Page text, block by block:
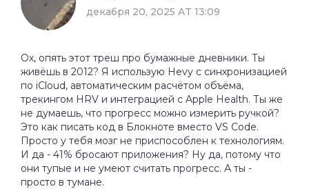
декабря 20, 2025 AT 13:09
Ох, опять этот треш про бумажные дневники. Ты
живёшь в 2012? Я использую Hevy с синхронизацией
по iCloud, автоматическим расчётом объёма,
трекингом HRV и интеграцией с Apple Health. Ты же
не думаешь, что прогресс можно измерить ручкой?
Это как писать код в Блокноте вместо VS Code.
Просто у тебя мозг не приспособлен к технологиям.
И да - 41% бросают приложения? Ну да, потому что
они тупые и не умеют считать прогресс. А ты -
просто в тумане.